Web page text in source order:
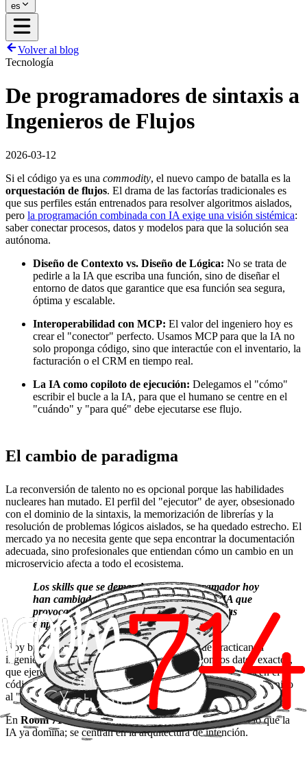
es
Volver al blog
Tecnología
De programadores de sintaxis a
Ingenieros de Flujos
2026-03-12
Si el código ya es una commodity, el nuevo campo de batalla es la
orquestación de flujos. El drama de las factorías tradicionales es
que sus perfiles están entrenados para resolver algoritmos aislados,
pero la programación combinada con IA exige una visión sistémica:
saber conectar procesos, datos y modelos para que la solución sea
autónoma.
Diseño de Contexto vs. Diseño de Lógica: No se trata de
pedirle a la IA que escriba una función, sino de diseñar el
entorno de datos que garantice que esa función sea segura,
óptima y escalable.
Interoperabilidad con MCP: El valor del ingeniero hoy es
crear el "conector" perfecto. Usamos MCP para que la IA no
solo proponga código, sino que interactúe con el inventario, la
facturación o el CRM en tiempo real.
La IA como copiloto de ejecución: Delegamos el "cómo"
escribir el bucle a la IA, para que el humano se centre en el
"cuándo" y "para qué" debe ejecutarse ese flujo.
El cambio de paradigma
La reconversión de talento no es opcional porque las habilidades
nucleares han mutado. El perfil del "ejecutor" de ayer, obsesionado
con el dominio de la sintaxis, la memorización de librerías y la
resolución de problemas lógicos aislados, se ha quedado estrecho. El
mercado ya no necesita gente que sepa encontrar la documentación
adecuada, sino profesionales que entiendan cómo un cambio en un
microservicio afecta a todo el ecosistema.
Los skills que se demandan a un programador hoy
han cambiado tanto por la irrupción de la IA que
provocan cambios estructurales severos en las
empresas
Hoy buscamos al "orquestador": ingenieros que practican la
ingeniería de contexto para alimentar a la IA con los datos exactos,
que ejercen una auditoría crítica para detectar ineficiencias en el
código generado y que han desplazado su foco del "cómo" técnico
al "para qué" del negocio.
En Room 714, nuestros ingenieros no pierden tiempo en lo que la
IA ya domina; se centran en la arquitectura de intención.